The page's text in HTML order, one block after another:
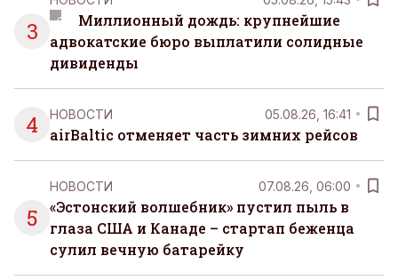
3
Миллионный дождь: крупнейшие
адвокатские бюро выплатили солидные
дивиденды
4 НОВОСТИ 05.08.26, 16:41
airBaltic отменяет часть зимних рейсов
5
НОВОСТИ 07.08.26, 06:00
«Эстонский волшебник» пустил пыль в
глаза США и Канаде – стартап беженца
сулил вечную батарейку